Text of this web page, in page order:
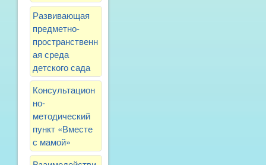
Развивающая
предметно-
пространственн
ая среда
детского сада
Консультацион
но-
методический
пункт «Вместе
с мамой»